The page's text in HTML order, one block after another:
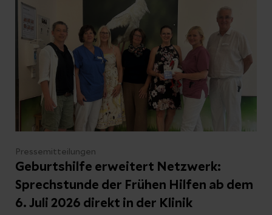
Frühstücksaufenthaltsraum der Station 6.
Die Veranstaltung richtet sich
selbstverständlich auch an Mütter, die nicht
stillen oder schon Beikost geben. Die
Teilnahme ist kostenfrei und ohne
Anmeldung möglich – Babys sind
selbstverständlich herzlich willkommen.
Pressemitteilungen
Geburtshilfe erweitert Netzwerk:
Sprechstunde der Frühen Hilfen ab dem
6. Juli 2026 direkt in der Klinik